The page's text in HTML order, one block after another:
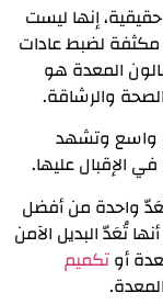
إنها ليست
مكثفة لضبط عادات
المعدة هو
والرشاقة.
واسع وتشهد
الإقبال عليها.
واحدة من أفضل
تُعَدّ البديل الآمن
أوتكميم